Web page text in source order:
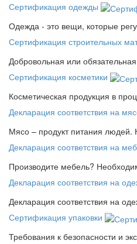
Сертификация одежды
Одежда - это вещи, которые
Сертификация строительных
Добровольная или
Сертификация косметики
Косметическая продукция в
Декларация соответствия на
Мясо – продукт питания людей.
Декларация соответствия на
Производите мебель?
Декларация соответствия на
Декларация соответствия на
Сертификация упаковки
Требования к безопасности и